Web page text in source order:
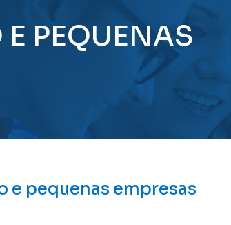
PEQUENAS
e pequenas empresas